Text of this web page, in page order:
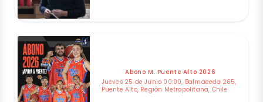
Abono M. Puente Alto 2026
Jueves 25 de Junio 00:00, Balmaceda 265,
Puente Alto, Región Metropolitana, Chile